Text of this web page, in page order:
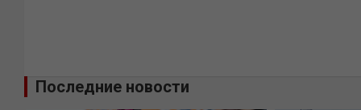
Последние новости